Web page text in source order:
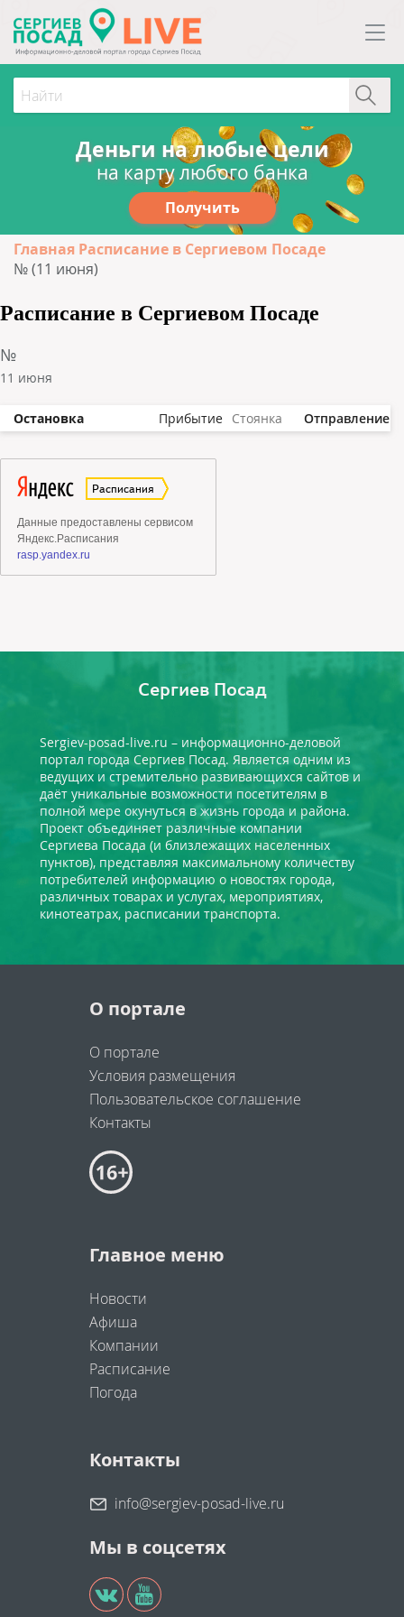
Деньги на любые цели
на карту любого банка
Получить
Главная Расписание в Сергиевом Посаде
№ (11 июня)
Расписание в Сергиевом Посаде
№
11 июня
Остановка Прибытие Стоянка Отправление
Сергиев Посад
Sergiev-posad-live.ru – информационно-деловой
портал города Сергиев Посад. Является одним из
ведущих и стремительно развивающихся сайтов и
даёт уникальные возможности посетителям в
полной мере окунуться в жизнь города и района.
Проект объединяет различные компании
Сергиева Посада (и близлежащих населенных
пунктов), представляя максимальному количеству
потребителей информацию о новостях города,
различных товарах и услугах, мероприятиях,
кинотеатрах, расписании транспорта.
О портале
О портале
Условия размещения
Пользовательское соглашение
Контакты
Главное меню
Новости
Афиша
Компании
Расписание
Погода
Контакты
info@sergiev-posad-live.ru
Мы в соцсетях